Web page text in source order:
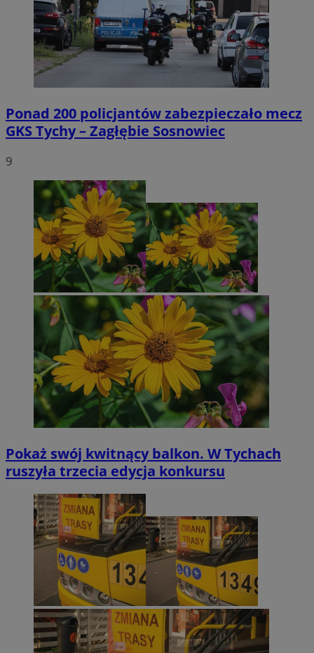
Ponad 200 policjantów zabezpieczało mecz
GKS Tychy – Zagłębie Sosnowiec
9
Pokaż swój kwitnący balkon. W Tychach
ruszyła trzecia edycja konkursu